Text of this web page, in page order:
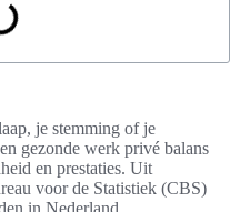
je stemming of je
gezonde werk privé balans
en prestaties. Uit
voor de Statistiek (CBS)